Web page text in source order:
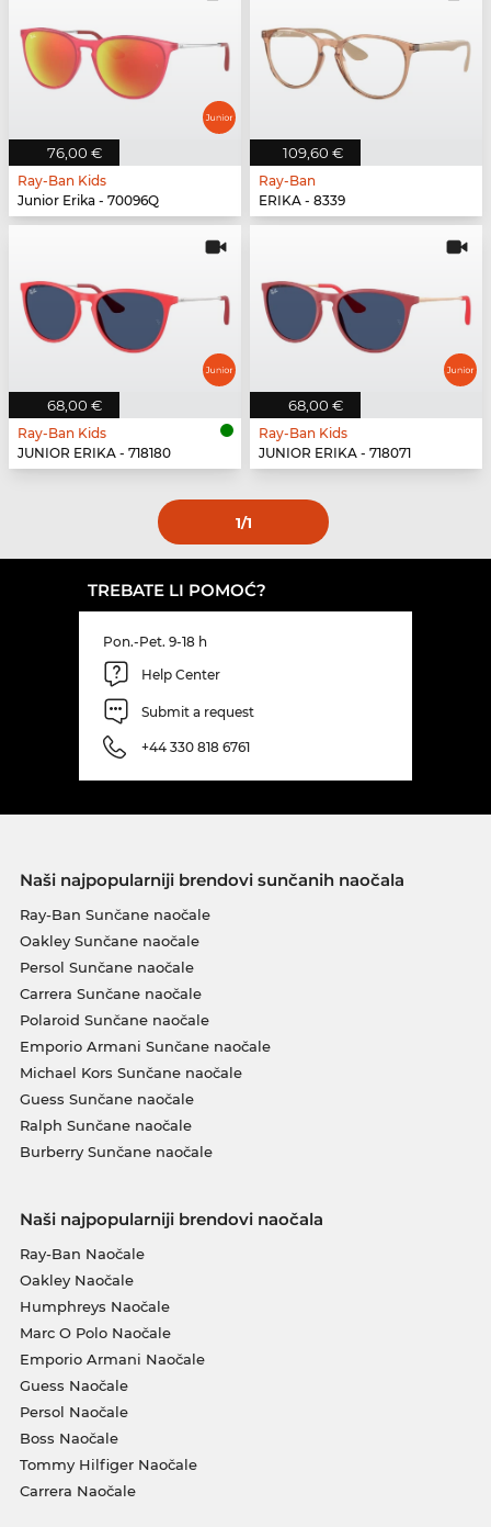
76,00 €
Ray-Ban Kids
Junior Erika - 70096Q
109,60 €
Ray-Ban
ERIKA - 8339
68,00 €
Ray-Ban Kids
JUNIOR ERIKA - 718180
68,00 €
Ray-Ban Kids
JUNIOR ERIKA - 718071
1/1
TREBATE LI POMOĆ?
Pon.-Pet. 9-18 h
Help Center
Submit a request
+44 330 818 6761
Naši najpopularniji brendovi sunčanih naočala
Ray-Ban Sunčane naočale
Oakley Sunčane naočale
Persol Sunčane naočale
Carrera Sunčane naočale
Polaroid Sunčane naočale
Emporio Armani Sunčane naočale
Michael Kors Sunčane naočale
Guess Sunčane naočale
Ralph Sunčane naočale
Burberry Sunčane naočale
Naši najpopularniji brendovi naočala
Ray-Ban Naočale
Oakley Naočale
Humphreys Naočale
Marc O Polo Naočale
Emporio Armani Naočale
Guess Naočale
Persol Naočale
Boss Naočale
Tommy Hilfiger Naočale
Carrera Naočale